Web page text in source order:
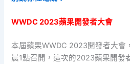
WWDC 2023蘋果開發者大會
本屆蘋果WWDC 2023開發者大會
晨1點召開，這次的2023蘋果開發